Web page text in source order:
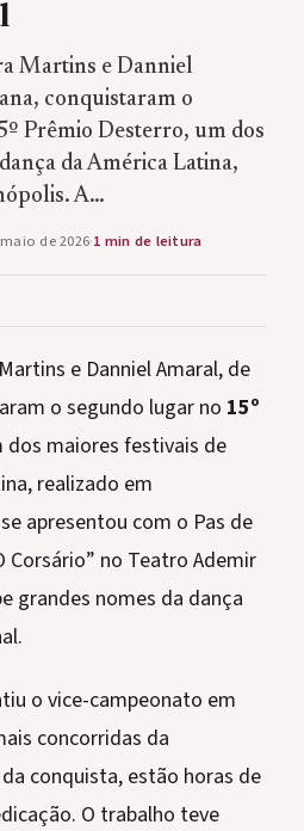
Martins e Danniel
conquistaram o
Prêmio Desterro, um dos
da América Latina,
A…
de 2026·1 min de leitura
e Danniel Amaral, de
o segundo lugar no 15º
dos maiores festivais de
realizado em
apresentou com o Pas de
Corsário” no Teatro Ademir
grandes nomes da dança
o vice-campeonato em
concorridas da
conquista, estão horas de
O trabalho teve